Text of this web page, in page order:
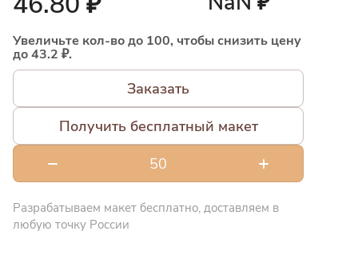
Увеличьте кол-во до 100, чтобы снизить цену
до 43.2 ₽.
Заказать
Получить бесплатный макет
Разрабатываем макет бесплатно, доставляем в
любую точку России